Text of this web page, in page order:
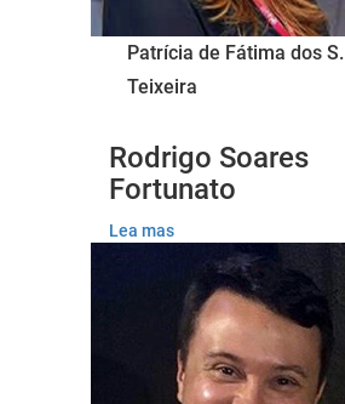
Patrícia de Fátima dos S.
Teixeira
Rodrigo Soares
Fortunato
Lea mas